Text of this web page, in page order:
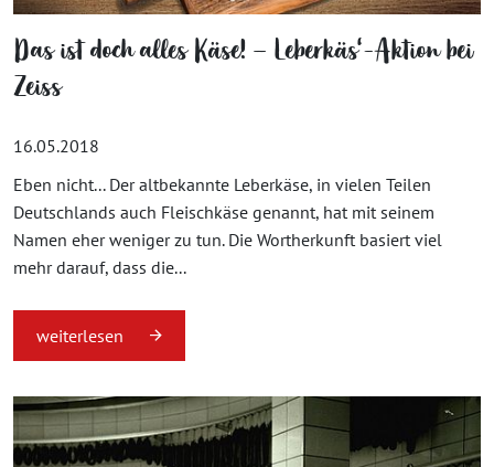
Das ist doch alles Käse! – Leberkäs‘-Aktion bei
Zeiss
16.05.2018
Eben nicht... Der altbekannte Leberkäse, in vielen Teilen
Deutschlands auch Fleischkäse genannt, hat mit seinem
Namen eher weniger zu tun. Die Wortherkunft basiert viel
mehr darauf, dass die...
weiterlesen